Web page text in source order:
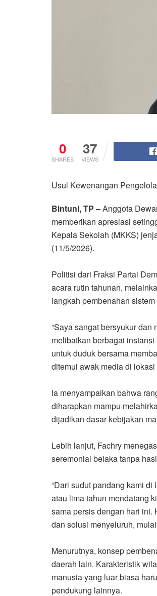
0
SHARES
37
VIEWS
Usul Kewenangan
Bintuni, TP –Anggota
memberikan apresiasi
Kepala Sekolah (MKKS)
(11/5/2026).
Politisi dari Fraksi Partai
acara rutin tahunan,
langkah pembenahan
“Saya sangat bersyukur
melibatkan berbagai
untuk duduk bersama
ditemui awak media di lokasi
Ia menyampaikan bahwa
diharapkan mampu
dijadikan dasar kebijakan
Lebih lanjut, Fachry
seremonial belaka tanpa
“Dari sudut pandang kami
atau lima tahun mendatang
sama persis dengan hari ini.
dan solusi menyeluruh,
Menurutnya, konsep
daerah lain. Karakteristik
manusia yang luar biasa
pendukung lainnya.